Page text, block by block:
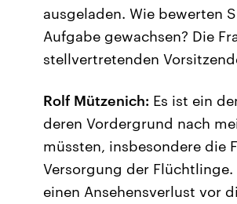
ausgeladen. Wie bewerten
Aufgabe gewachsen? Die
stellvertretenden
Rolf Mützenich: Es ist ein
deren Vordergrund nach
müssten, insbesondere die
Versorgung der
einen Ansehensverlust vor